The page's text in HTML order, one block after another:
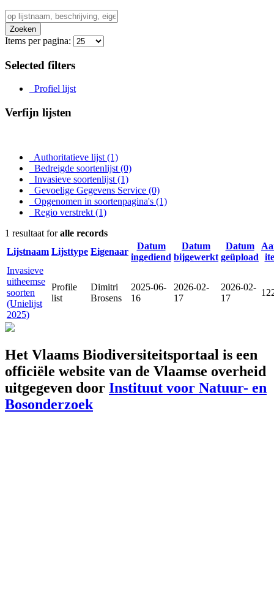
Zoeken
Items per pagina:
Selected filters
Profiel lijst
Verfijn lijsten
Authoritatieve lijst (1)
Bedreigde soortenlijst (0)
Invasieve soortenlijst (1)
Gevoelige Gegevens Service (0)
Opgenomen in soortenpagina's (1)
Regio verstrekt (1)
1 resultaat foralle records
Lijstnaam Lijsttype Eigenaar
Datum
ingediend
Datum
bijgewerkt
Datum
geüpload
Invasieve
uitheemse
soorten
(Unielijst
2025)
Profile
list
Dimitri
Brosens
2025-06-
16
2026-02-
17
2026-02-
17
Het Vlaams Biodiversiteitsportaal is een
officiële website van de Vlaamse overheid
uitgegeven door Instituut voor Natuur- en
Bosonderzoek